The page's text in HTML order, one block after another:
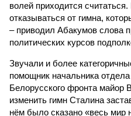
волей приходится
отказываться от гимна,
– приводил Абакумов слова
политических курсов
Звучали и более
помощник начальника
Белорусского фронта майор
изменить гимн Сталина
нём было сказано «весь